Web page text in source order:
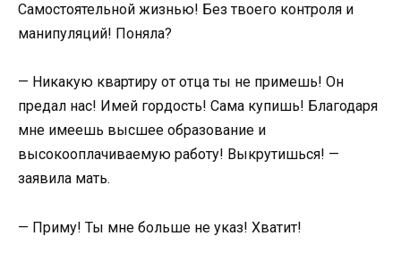
Самостоятельной жизнью! Без твоего контроля и
манипуляций! Поняла?
— Никакую квартиру от отца ты не примешь! Он
предал нас! Имей гордость! Сама купишь! Благодаря
мне имеешь высшее образование и
высокооплачиваемую работу! Выкрутишься! —
заявила мать.
— Приму! Ты мне больше не указ! Хватит!